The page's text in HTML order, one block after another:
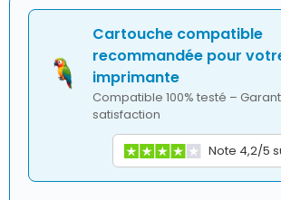
Cartouche compatible
recommandée pour
imprimante
Compatible 100% testé –
satisfaction
Note 4,2/5